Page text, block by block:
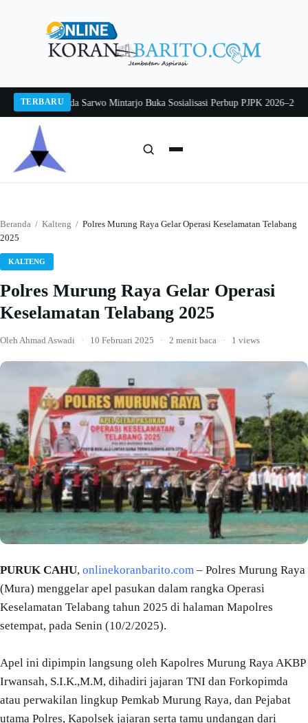
TERBARU
2026Pj Sekda Sarwo Mintarjo Buka Sosialisasi Perbup PJPK 2026–2030
Beranda / Kalteng / Polres Murung Raya Gelar Operasi Keselamatan Telabang
2025
KALTENG
Polres Murung Raya Gelar Operasi
Keselamatan Telabang 2025
Oleh Ahmad Aswadi · 10 Februari 2025 · 2 menit baca · 1 views
PURUK CAHU, onlinekoranbarito.com – Polres Murung Raya
(Mura) menggelar apel pasukan dalam rangka Operasi
Keselamatan Telabang tahun 2025 di halaman Mapolres
setempat, pada Senin (10/2/2025).
Apel ini dipimpin langsung oleh Kapolres Murung Raya AKBP
Irwansah, S.I.K.,M.M, dihadiri jajaran TNI dan Forkopimda
atau perwakilan lingkup Pemkab Murung Raya, dan Pejabat
utama Polres, Kapolsek jajaran serta tamu undangan dari